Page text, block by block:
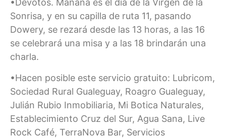
•Devotos. Mañana es el día de la Virgen de la
Sonrisa, y en su capilla de ruta 11, pasando
Dowery, se rezará desde las 13 horas, a las 16
se celebrará una misa y a las 18 brindarán una
charla.
•Hacen posible este servicio gratuito: Lubricom,
Sociedad Rural Gualeguay, Roagro Gualeguay,
Julián Rubio Inmobiliaria, Mi Botica Naturales,
Establecimiento Cruz del Sur, Agua Sana, Live
Rock Café, TerraNova Bar, Servicios